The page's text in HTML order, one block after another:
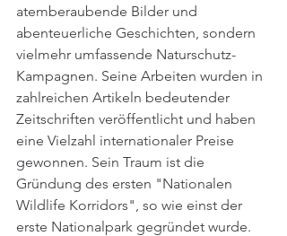
atemberaubende Bilder und
abenteuerliche Geschichten, sondern
vielmehr umfassende Naturschutz-
Kampagnen. Seine Arbeiten wurden in
zahlreichen Artikeln bedeutender
Zeitschriften veröffentlicht und haben
eine Vielzahl internationaler Preise
gewonnen. Sein Traum ist die
Gründung des ersten "Nationalen
Wildlife Korridors", so wie einst der
erste Nationalpark gegründet wurde.